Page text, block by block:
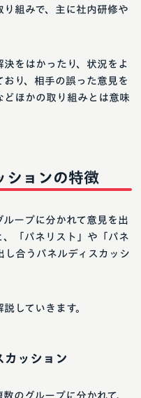
組みで、主に社内研修や
をはかったり、状況をよ
り、相手の誤った意見を
ほかの取り組みとは意味
ションの特徴
ープに分かれて意見を出
、「パネリスト」や「パネ
し合うパネルディスカッシ
していきます。
カッション
のグループに分かれて、